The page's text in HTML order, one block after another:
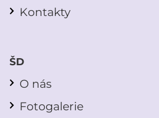
Kontakty
ŠD
O nás
Fotogalerie